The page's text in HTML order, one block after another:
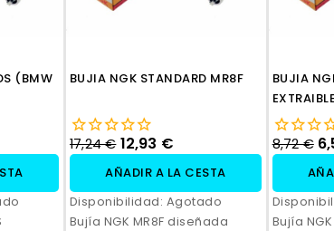
(BMW
BUJIA NGK STANDARD MR8F
17,24 € 12,93 €
AÑADIR A LA CESTA
Disponibilidad: Agotado
Bujía NGK MR8F diseñada
BUJIA
EXTRAIBLE
8,72 €
Bujía